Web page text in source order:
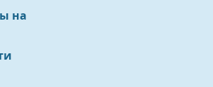
на